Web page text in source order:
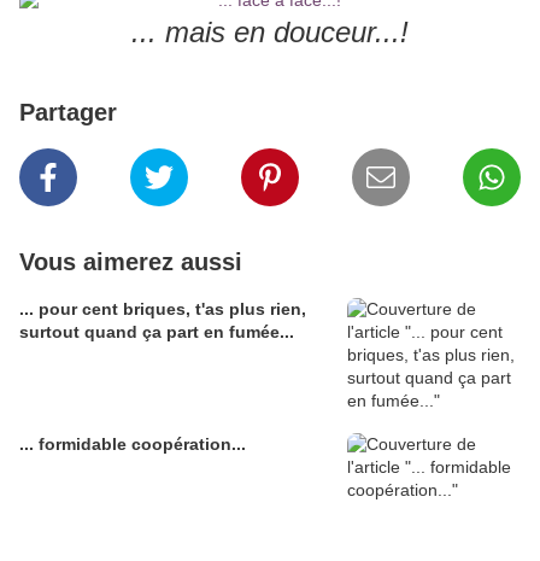
... mais en douceur...!
Partager
Vous aimerez aussi
... pour cent briques, t'as plus rien,
surtout quand ça part en fumée...
... formidable coopération...